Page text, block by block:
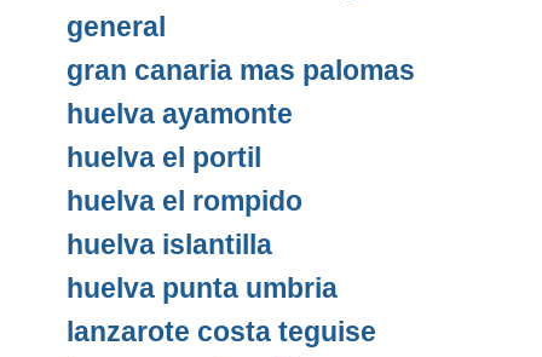
general
gran canaria mas palomas
huelva ayamonte
huelva el portil
huelva el rompido
huelva islantilla
huelva punta umbria
lanzarote costa teguise